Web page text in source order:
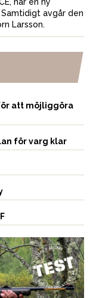
avgår den
Larsson.
att möjliggöra
för varg klar